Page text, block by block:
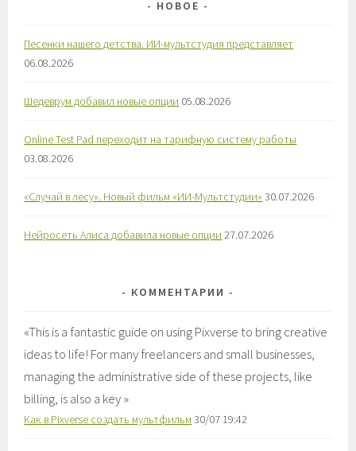
НОВОЕ
Песенки нашего детства. ИИ-мультстудия представляет
06.08.2026
Шедеврум добавил новые опции 05.08.2026
Online Test Pad переходит на тарифную систему работы
03.08.2026
«Случай в лесу». Новый фильм «ИИ-Мультстудии» 30.07.2026
Нейросеть Алиса добавила новые опции 27.07.2026
КОММЕНТАРИИ
«This is a fantastic guide on using Pixverse to bring creative
ideas to life! For many freelancers and small businesses,
managing the administrative side of these projects, like
billing, is also a key»
Как в Pixverse создать мультфильм 30/07 19:42